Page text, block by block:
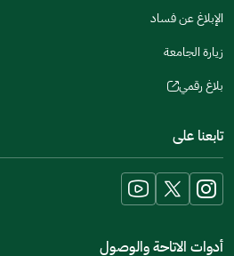
الإبلاغ عن فساد
زيارة الجامعة
بلاغ رقمي
(opens
new
window)
تابعنا على
أدوات الاتاحة والوصول